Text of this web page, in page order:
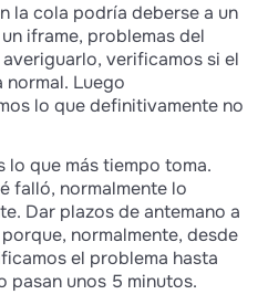
la cola podría deberse a un
iframe, problemas del
verificamos si el
Luego
lo que definitivamente no
lo que más tiempo toma.
falló, normalmente lo
Dar plazos de antemano a
normalmente, desde
el problema hasta
pasan unos 5 minutos.